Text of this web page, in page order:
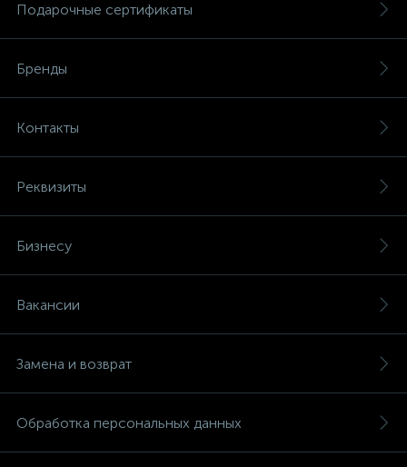
Подарочные сертификаты
Бренды
Контакты
Реквизиты
Бизнесу
Вакансии
Замена и возврат
Обработка персональных данных